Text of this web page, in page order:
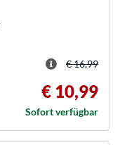
€ 16,99
€ 10,99
Sofort verfügbar